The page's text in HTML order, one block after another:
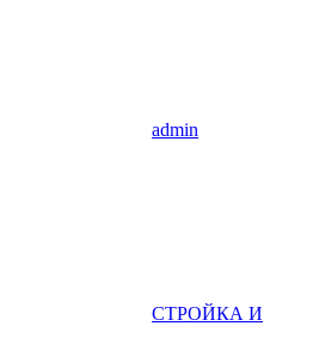
admin
СТРОЙКА И